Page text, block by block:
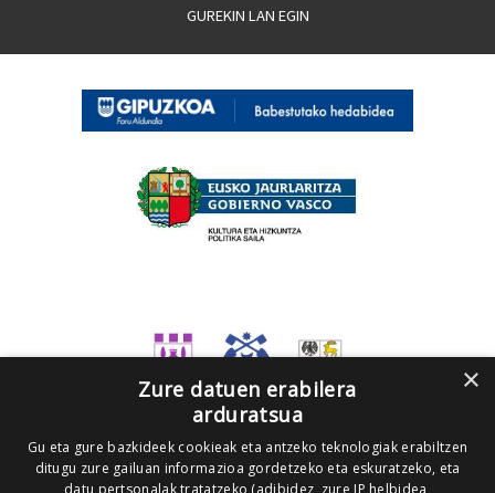
GUREKIN LAN EGIN
×
Zure datuen erabilera
arduratsua
Gu eta gure bazkideek cookieak eta antzeko teknologiak erabiltzen
ditugu zure gailuan informazioa gordetzeko eta eskuratzeko, eta
datu pertsonalak tratatzeko (adibidez, zure IP helbidea,